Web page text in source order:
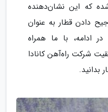
که این نشان‌دهنده
در ترجیح دادن قطار به عنوان
ادامه، با ما همراه
شرکت راه‌آهن کانادا
بدانید.